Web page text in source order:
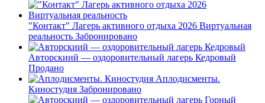
"Контакт" Лагерь активного отдыха 2026 Виртуальная
реальность Забронировано
Авторскиий — оздоровительный лагерь Кедровый
Продано
Аплодисменты.
Киностудия Забронировано